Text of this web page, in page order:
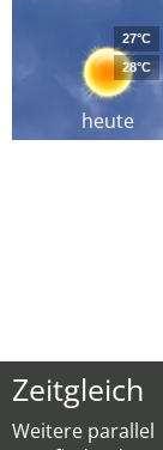
heute
27°C
28°C
Zeitgleich
Weitere parallel